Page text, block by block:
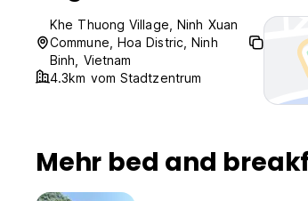
Khe Thuong Village, Ninh Xuan
Commune, Hoa Distric, Ninh
Binh, Vietnam
4.3km vom Stadtzentrum
Mehr bed and